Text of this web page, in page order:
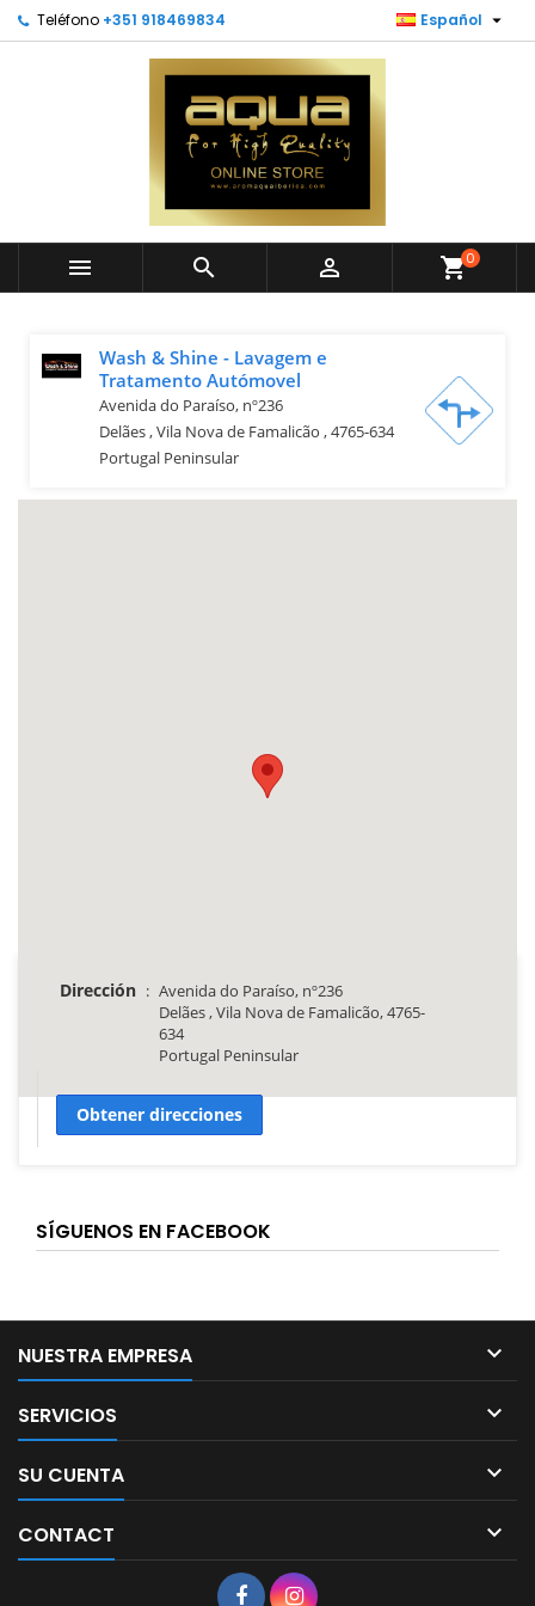
Teléfono +351 918469834 Español 
   shopping_cart0
Wash & Shine - Lavagem e
Tratamento Autómovel
Avenida do Paraíso, nº236
Delães , Vila Nova de Famalicão , 4765-634
Portugal Peninsular
Dirección : Avenida do Paraíso, nº236
Delães , Vila Nova de Famalicão, 4765-
634
Portugal Peninsular
Obtener direcciones
SÍGUENOS EN FACEBOOK
NUESTRA EMPRESA 
SERVICIOS 
SU CUENTA 
CONTACT 